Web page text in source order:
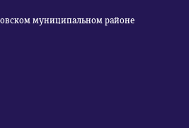
муниципальном районе